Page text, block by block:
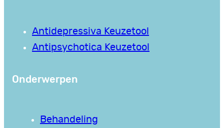
Antidepressiva Keuzetool
Antipsychotica Keuzetool
Onderwerpen
Behandeling